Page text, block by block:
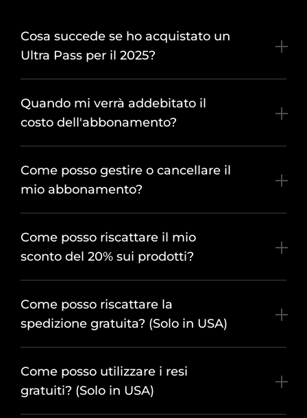
Cosa succede se ho acquistato un
Ultra Pass per il 2025?
Quando mi verrà addebitato il
costo dell'abbonamento?
Come posso gestire o cancellare il
mio abbonamento?
Come posso riscattare il mio
sconto del 20% sui prodotti?
Come posso riscattare la
spedizione gratuita? (Solo in USA)
Come posso utilizzare i resi
gratuiti? (Solo in USA)